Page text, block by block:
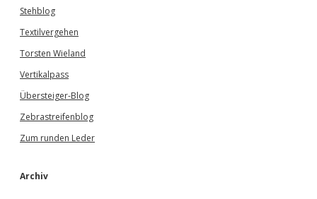
Stehblog
Textilvergehen
Torsten Wieland
Vertikalpass
Übersteiger-Blog
Zebrastreifenblog
Zum runden Leder
Archiv